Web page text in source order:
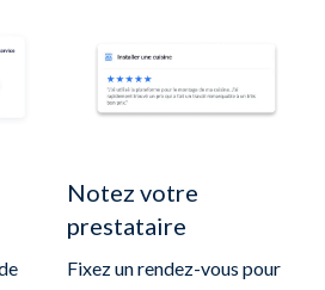
Notez votre
prestataire
Fixez un rendez-vous pour